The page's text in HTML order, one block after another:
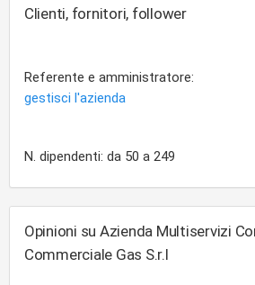
Clienti, fornitori, follower
Referente e amministratore:
gestisci l'azienda
N. dipendenti: da 50 a 249
Opinioni su Azienda Multiservizi
Commerciale Gas S.r.l